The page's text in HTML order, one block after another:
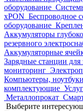
оборудование
xPON Беспроводное
оборудование
Аккумуляторы
резервного
Аккумуляторные
Зарядные станции для
мониторинг
Компьютеры,
комплектующие
Металлопрокат
Выберите